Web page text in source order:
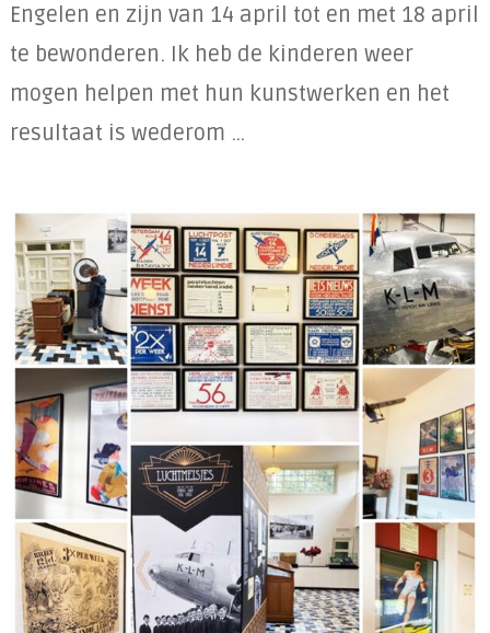
Engelen en zijn van 14 april tot en met 18 april
te bewonderen. Ik heb de kinderen weer
mogen helpen met hun kunstwerken en het
resultaat is wederom …